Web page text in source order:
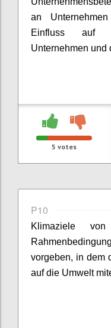
an
Einfluss auf
Unternehmen und
5 votes
P10
Klimaziele
vorgeben, in dem
auf die Umwelt